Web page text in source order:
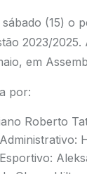
(15) o
2023/
em
por:
Roberto